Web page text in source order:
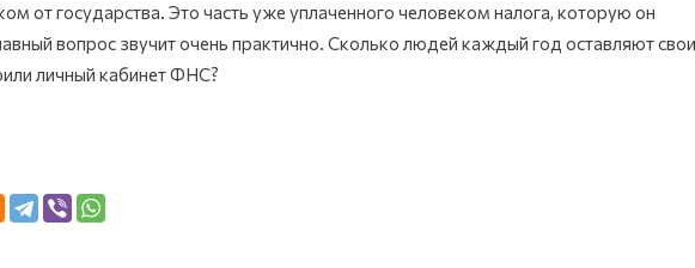
от государства. Это часть уже уплаченного человеком налога, которую он
вопрос звучит очень практично. Сколько людей каждый год оставляют свои
личный кабинет ФНС?